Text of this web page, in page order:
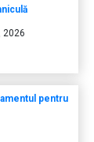
2026
pentru